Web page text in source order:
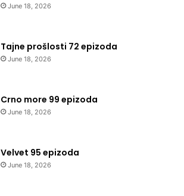
June 18, 2026
Tajne prošlosti 72 epizoda
June 18, 2026
Crno more 99 epizoda
June 18, 2026
Velvet 95 epizoda
June 18, 2026